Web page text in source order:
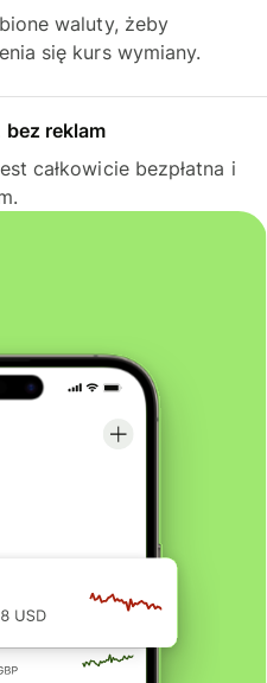
waluty, żeby
się kurs wymiany.
bez reklam
całkowicie bezpłatna i